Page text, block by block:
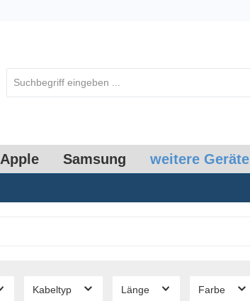
Apple Samsung weitere Geräte
Kabeltyp Länge Farbe